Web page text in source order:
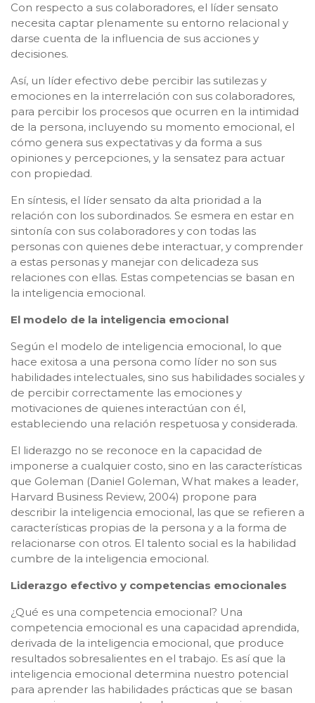
Con respecto a sus colaboradores, el líder sensato
necesita captar plenamente su entorno relacional y
darse cuenta de la influencia de sus acciones y
decisiones.
Así, un líder efectivo debe percibir las sutilezas y
emociones en la interrelación con sus colaboradores,
para percibir los procesos que ocurren en la intimidad
de la persona, incluyendo su momento emocional, el
cómo genera sus expectativas y da forma a sus
opiniones y percepciones, y la sensatez para actuar
con propiedad.
En síntesis, el líder sensato da alta prioridad a la
relación con los subordinados. Se esmera en estar en
sintonía con sus colaboradores y con todas las
personas con quienes debe interactuar, y comprender
a estas personas y manejar con delicadeza sus
relaciones con ellas. Estas competencias se basan en
la inteligencia emocional.
El modelo de la inteligencia emocional
Según el modelo de inteligencia emocional, lo que
hace exitosa a una persona como líder no son sus
habilidades intelectuales, sino sus habilidades sociales y
de percibir correctamente las emociones y
motivaciones de quienes interactúan con él,
estableciendo una relación respetuosa y considerada.
El liderazgo no se reconoce en la capacidad de
imponerse a cualquier costo, sino en las características
que Goleman (Daniel Goleman, What makes a leader,
Harvard Business Review, 2004) propone para
describir la inteligencia emocional, las que se refieren a
características propias de la persona y a la forma de
relacionarse con otros. El talento social es la habilidad
cumbre de la inteligencia emocional.
Liderazgo efectivo y competencias emocionales
¿Qué es una competencia emocional? Una
competencia emocional es una capacidad aprendida,
derivada de la inteligencia emocional, que produce
resultados sobresalientes en el trabajo. Es así que la
inteligencia emocional determina nuestro potencial
para aprender las habilidades prácticas que se basan